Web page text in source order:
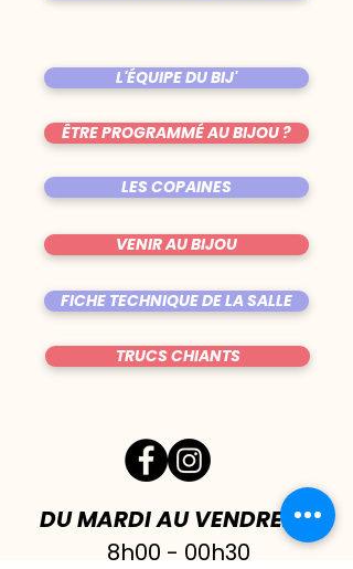
L'ÉQUIPE DU BIJ'
ÊTRE PROGRAMMÉ AU BIJOU ?
LES COPAINES
VENIR AU BIJOU
FICHE TECHNIQUE DE LA SALLE
TRUCS CHIANTS
DU MARDI AU VENDREDI|
8h00 - 00h30